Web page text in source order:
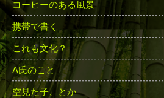
コーヒーのある風景
携帯で書く
これも文化？
A氏のこと
空見た子、とか